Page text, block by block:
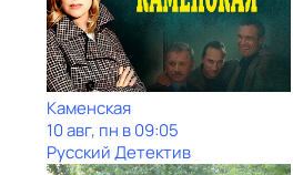
Каменская
10 авг, пн в 09:05
Русский Детектив